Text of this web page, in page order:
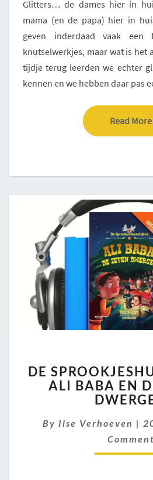
Glitters… de dames hier in
mama (en de papa) hier in
geven inderdaad vaak een
knutselwerkjes, maar wat is het
tijdje terug leerden we echter
kennen en we hebben daar pas
Read More
ALI
DE
DE
ALI BABA EN
By Ilse Verhoeven |
Comment